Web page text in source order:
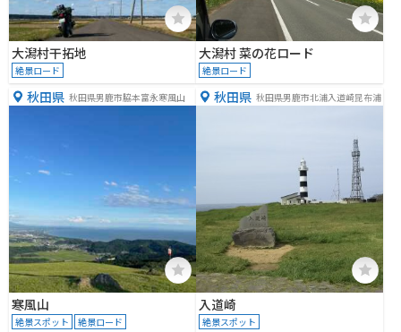
大潟村干拓地
絶景ロード
大潟村 菜の花ロード
絶景ロード
秋田県 秋田県男鹿市脇本富永寒風山
寒風山
絶景スポット 絶景ロード
秋田県 秋田県男鹿市北浦入道崎昆布浦
入道崎
絶景スポット